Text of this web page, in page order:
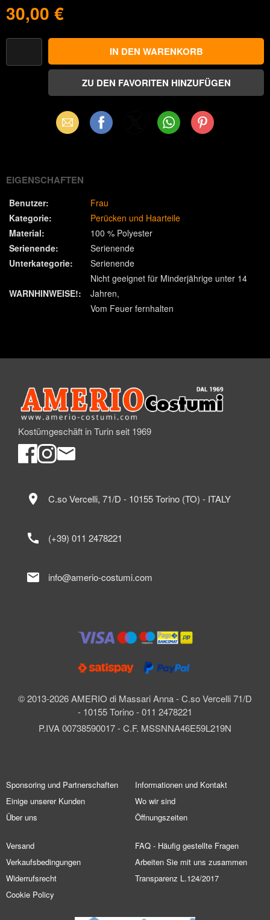
30,00 €
Email Facebook WhatsAppPinterest
EIGENSCHAFTEN
Benutzer:
Frau
Kategorie:
Perücken und Haarteile
Material:
100 % Polyester
Serienende:
Serienende
Unterkategorie:
Serienende
WARNHINWEISE!:
Nicht geeignet für Minderjährige unter 14
Jahren
Vom Feuer fernhalten
Kostümgeschäft in Turin seit 1969
© 2013-2026 AMERIO di Massari Anna - C.so Vercelli 71/D
- 10155 Torino - 011 2478221
P.IVA 00738590017 - C.F. MSSNNA46E59L219N
location_on C.so Vercelli, 71/D - 10155 Torino (TO) - ITALY
call (+39) 011 2478221
mail info@amerio-costumi.com
Sponsoring und Partnerschaften
Einige unserer Kunden
Über uns
Informationen und Kontakt
Wo wir sind
Öffnungszeiten
Versand
Verkaufsbedingungen
Widerrufsrecht
Cookie Policy
FAQ - Häufig gestellte Fragen
Arbeiten Sie mit uns zusammen
Transparenz L.124/2017